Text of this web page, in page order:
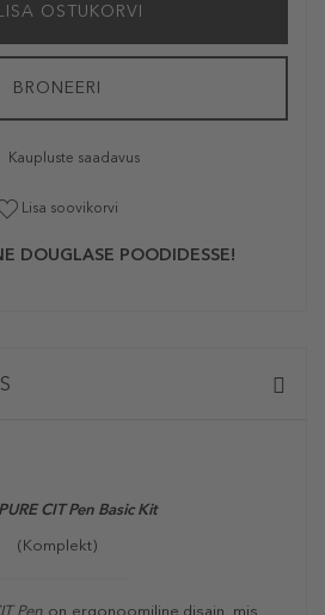
OSTUKORVI
BRONEERI
Kaupluste saadavus
Lisa soovikorvi
DOUGLASE POODIDESSE!
CIT Pen Basic Kit
(Komplekt)
Pen on ergonoomiline disain, mis